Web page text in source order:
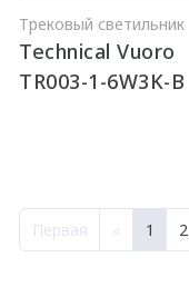
Трековый светильник
Technical Vuoro
TR003-1-6W3K-B
Первая « 1 2